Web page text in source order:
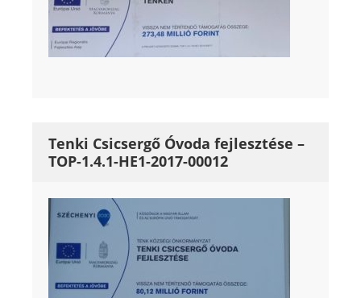
Tenki Csicsergő Óvoda fejlesztése –
TOP-1.4.1-HE1-2017-00012